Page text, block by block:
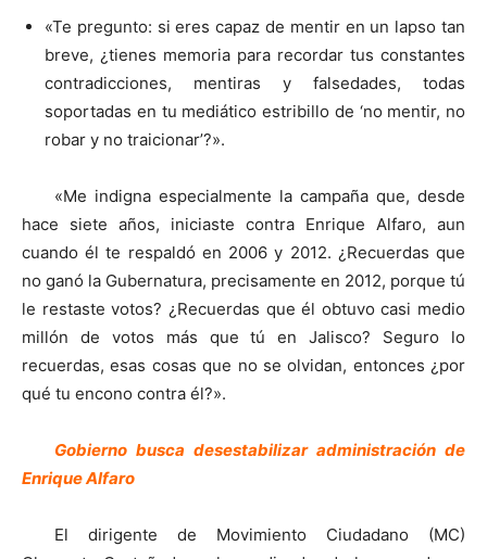
«Te pregunto: si eres capaz de mentir en un lapso tan
breve, ¿tienes memoria para recordar tus constantes
contradicciones, mentiras y falsedades, todas
soportadas en tu mediático estribillo de ‘no mentir, no
robar y no traicionar’?».
«Me indigna especialmente la campaña que, desde
hace siete años, iniciaste contra Enrique Alfaro, aun
cuando él te respaldó en 2006 y 2012. ¿Recuerdas que
no ganó la Gubernatura, precisamente en 2012, porque tú
le restaste votos? ¿Recuerdas que él obtuvo casi medio
millón de votos más que tú en Jalisco? Seguro lo
recuerdas, esas cosas que no se olvidan, entonces ¿por
qué tu encono contra él?».
Gobierno busca desestabilizar administración de
Enrique Alfaro
El dirigente de Movimiento Ciudadano (MC)